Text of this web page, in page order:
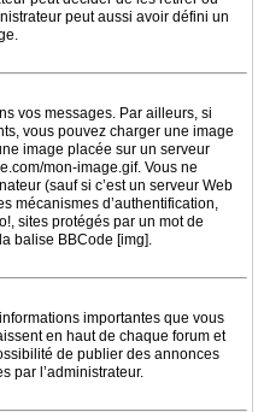
peut aussi avoir défini un
vos messages. Par ailleurs, si
vous pouvez charger une image
image placée sur un serveur
mon-image.gif. Vous ne
(sauf si c’est un serveur Web
mécanismes d’authentification,
sites protégés par un mot de
balise BBCode [img].
importantes que vous
en haut de chaque forum et
de publier des annonces
par l’administrateur.